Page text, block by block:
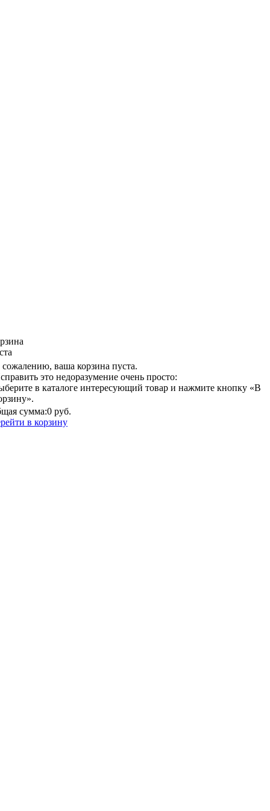
ваша корзина пуста.
это недоразумение очень просто:
в каталоге интересующий товар и нажмите кнопку «В
сумма:0 руб.
в корзину